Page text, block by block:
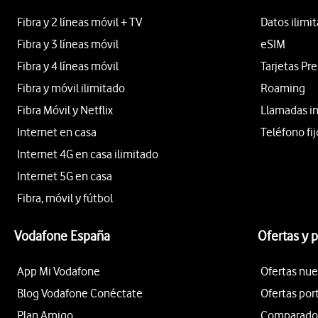
Fibra y 2 líneas móvil + TV
Fibra y 3 líneas móvil
Fibra y 4 líneas móvil
Fibra y móvil ilimitado
Fibra Móvil y Netflix
Internet en casa
Internet 4G en casa ilimitado
Internet 5G en casa
Fibra, móvil y fútbol
Datos
eSIM
Tarjetas
Roaming
Llamadas
Teléfono
Vodafone España
App Mi Vodafone
Blog Vodafone Conéctate
Plan Amigo
Ofertas y
Ofertas
Ofertas